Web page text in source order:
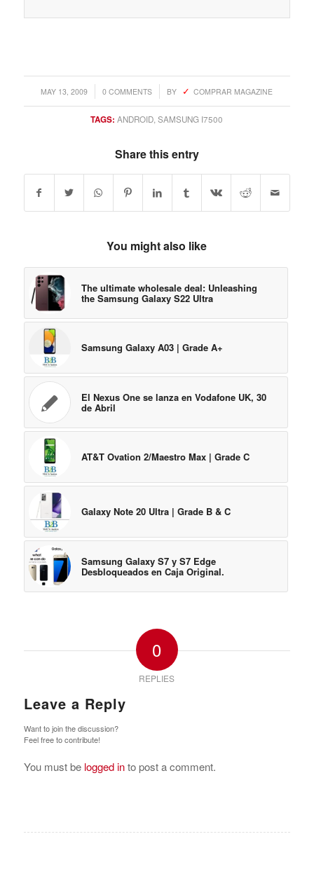
MAY 13, 2009
/ 0 COMMENTS
/ BY COMPRAR MAGAZINE
TAGS: ANDROID ,SAMSUNG I7500
Share this entry
You might also like
The ultimate wholesale deal: Unleashing
the Samsung Galaxy S22 Ultra
Samsung Galaxy A03 | Grade A+
El Nexus One se lanza en Vodafone UK, 30
de Abril
AT&T Ovation 2/Maestro Max | Grade C
Galaxy Note 20 Ultra | Grade B & C
Samsung Galaxy S7 y S7 Edge
Desbloqueados en Caja Original.
0
REPLIES
Leave a Reply
Want to join the discussion?
Feel free to contribute!
You must be logged into post a comment.